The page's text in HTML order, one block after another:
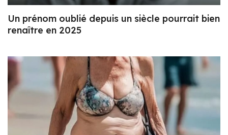
Un prénom oublié depuis un siècle pourrait bien
renaître en 2025